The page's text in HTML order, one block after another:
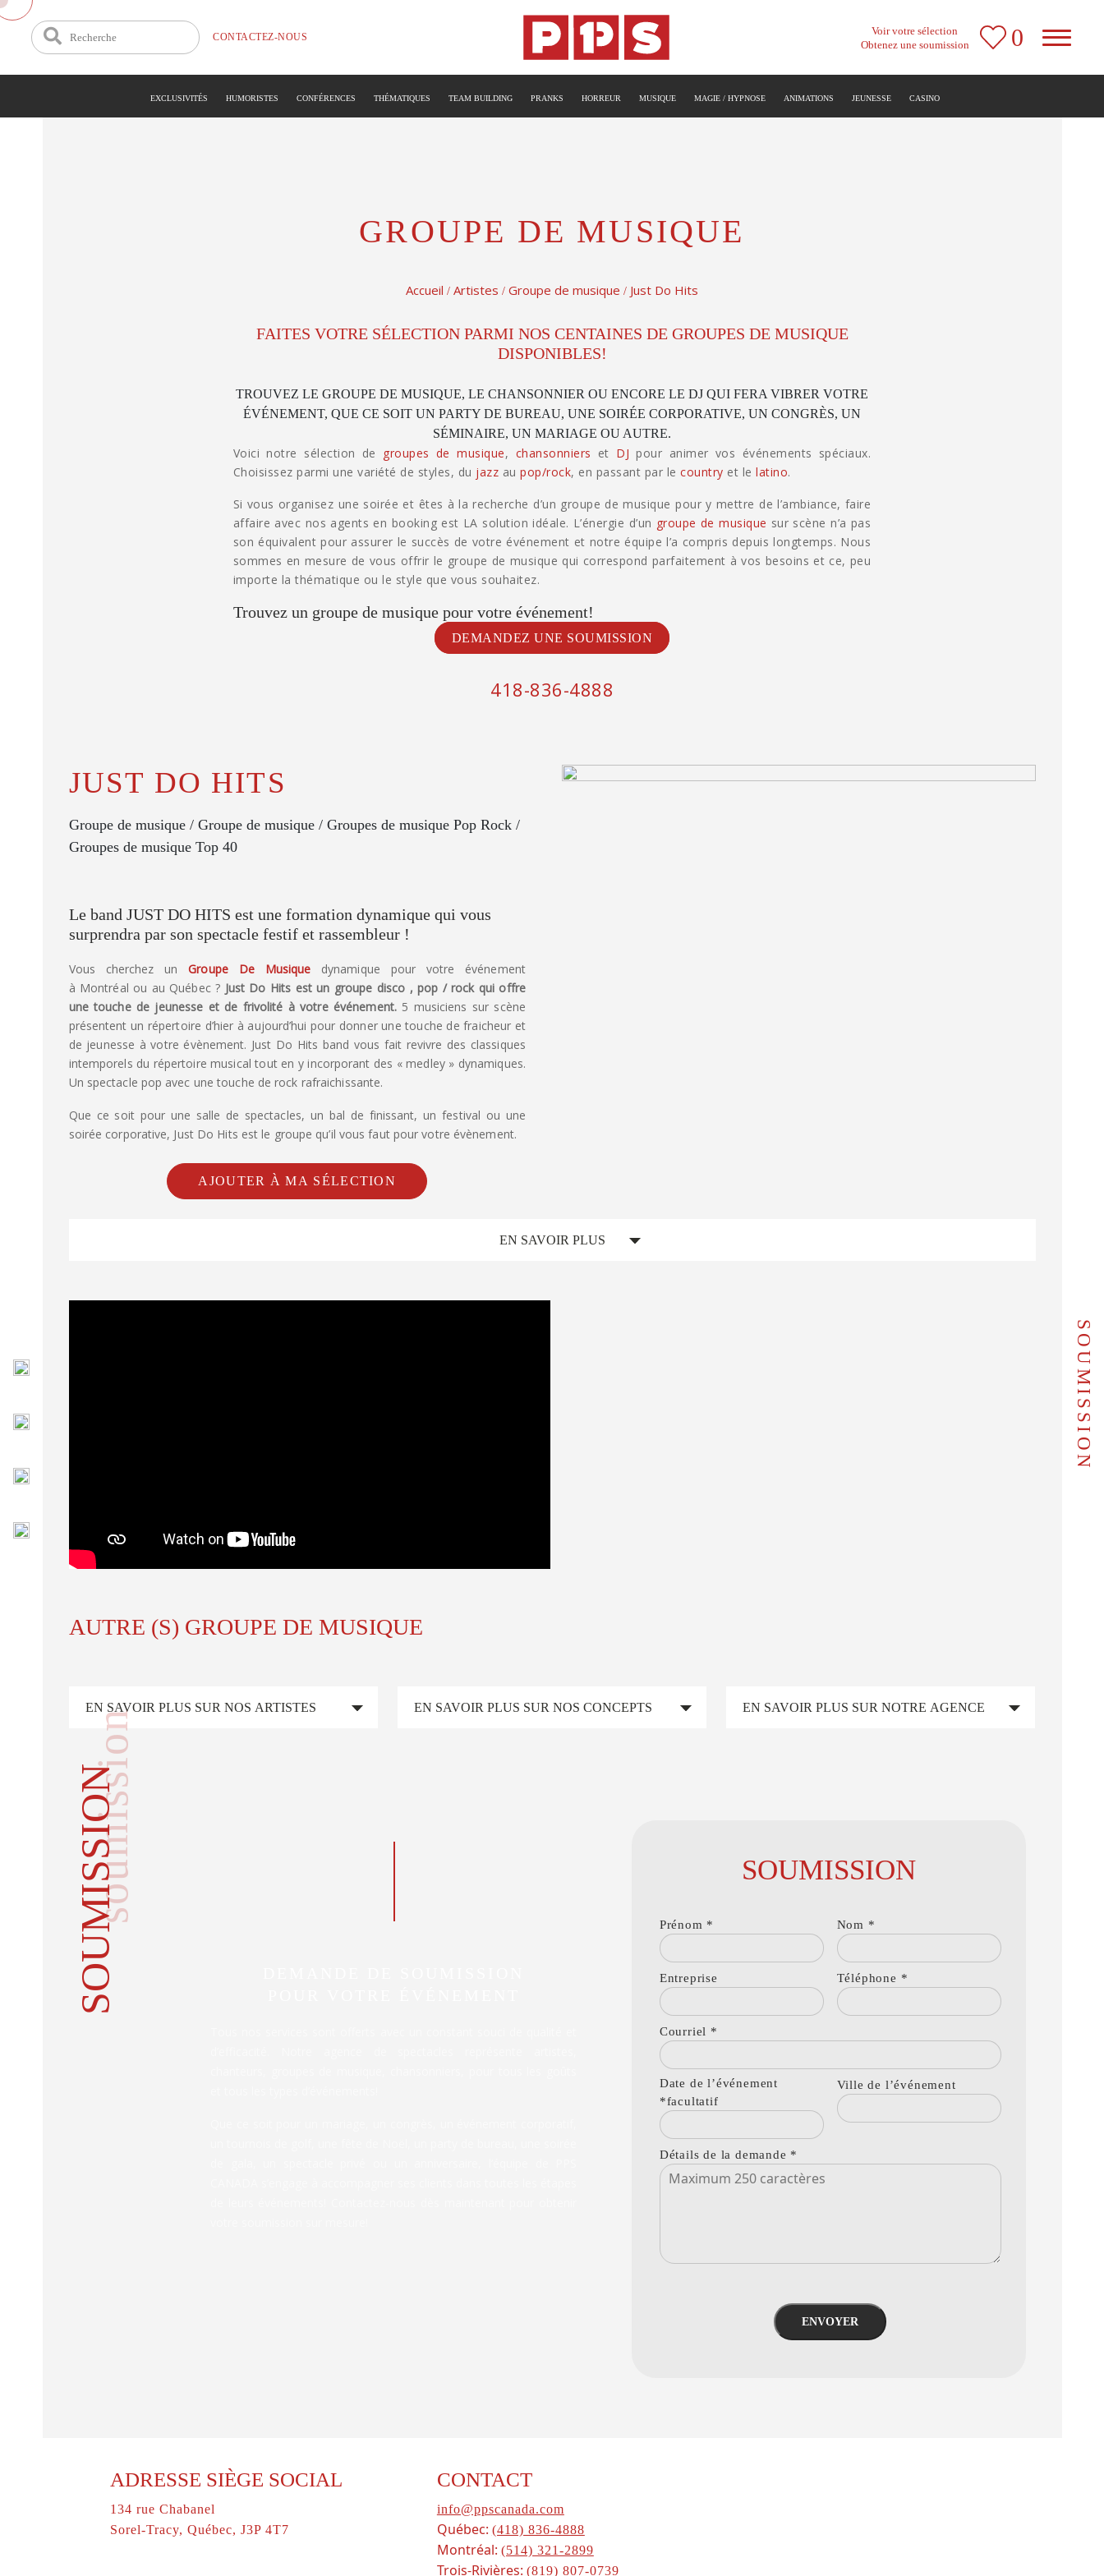
CONTACTEZ-NOUS
Voir votre sélection
Obtenez une soumission
0
EXCLUSIVITÉS HUMORISTES CONFÉRENCES THÉMATIQUES TEAM BUILDING PRANKS HORREUR MUSIQUE MAGIE / HYPNOSE ANIMATIONS JEUNESSE CASINO
SOUMISSION
GROUPE DE MUSIQUE
Accueil / Artistes / Groupe de musique / Just Do Hits
FAITES VOTRE SÉLECTION PARMI NOS CENTAINES DE GROUPES DE MUSIQUE
DISPONIBLES!
TROUVEZ LE GROUPE DE MUSIQUE, LE CHANSONNIER OU ENCORE LE DJ QUI FERA VIBRER VOTRE
ÉVÉNEMENT, QUE CE SOIT UN PARTY DE BUREAU, UNE SOIRÉE CORPORATIVE, UN CONGRÈS, UN
SÉMINAIRE, UN MARIAGE OU AUTRE.
Voici notre sélection de groupes de musique, chansonniers et DJ pour animer vos événements spéciaux.
Choisissez parmi une variété de styles, du jazz aupop/rock, en passant par lecountry et lelatino.
Si vous organisez une soirée et êtes à la recherche d’un groupe de musique pour y mettre de l’ambiance, faire
affaire avec nos agents en booking est LA solution idéale. L’énergie d’un groupe de musique sur scène n’a pas
son équivalent pour assurer le succès de votre événement et notre équipe l’a compris depuis longtemps. Nous
sommes en mesure de vous offrir le groupe de musique qui correspond parfaitement à vos besoins et ce, peu
importe la thématique ou le style que vous souhaitez.
Trouvez un groupe de musique pour votre événement!
DEMANDEZ UNE SOUMISSION
418-836-4888
JUST DO HITS
Groupe de musique / Groupe de musique / Groupes de musique Pop Rock /
Groupes de musique Top 40
Le band JUST DO HITS est une formation dynamique qui vous
surprendra par son spectacle festif et rassembleur !
Vous cherchez unGroupe De Musique dynamique pour votre événement
à Montréal ou au Québec ? Just Do Hits est un groupe disco , pop / rock qui offre
une touche de jeunesse et de frivolité à votre événement. 5 musiciens sur scène
présentent un répertoire d’hier à aujourd’hui pour donner une touche de fraicheur et
de jeunesse à votre évènement. Just Do Hits band vous fait revivre des classiques
intemporels du répertoire musical tout en y incorporant des « medley » dynamiques.
Un spectacle pop avec une touche de rock rafraichissante.
Que ce soit pour une salle de spectacles, un bal de finissant, un festival ou une
soirée corporative, Just Do Hits est le groupe qu’il vous faut pour votre évènement.
AJOUTER À MA SÉLECTION
EN SAVOIR PLUS
AUTRE (S) GROUPE DE MUSIQUE
EN SAVOIR PLUS SUR NOS ARTISTES EN SAVOIR PLUS SUR NOS CONCEPTS EN SAVOIR PLUS SUR NOTRE AGENCE
SOUMISSION
soumission SOUMISSION
Prénom * Nom *
Entreprise Téléphone *
Courriel *
Date de l’événement
*facultatif
Ville de l’événement
Détails de la demande *
ENVOYER
ADRESSE SIÈGE SOCIAL
134 rue Chabanel
Sorel-Tracy, Québec, J3P 4T7
CONTACT
info@ppscanada.com
Québec: (418) 836-4888
Montréal: (514) 321-2899
Trois-Rivières: (819) 807-0739